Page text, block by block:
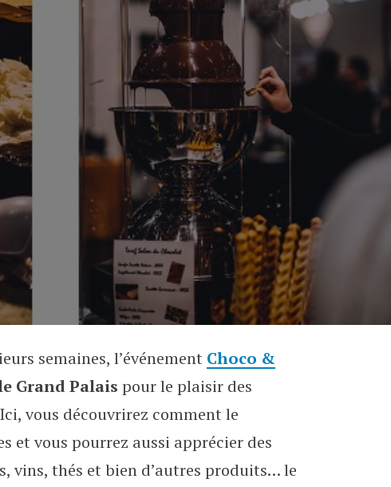
semaines, l’événement Choco &
Grand Palais pour le plaisir des
vous découvrirez comment le
et vous pourrez aussi apprécier des
vins, thés et bien d’autres produits… le